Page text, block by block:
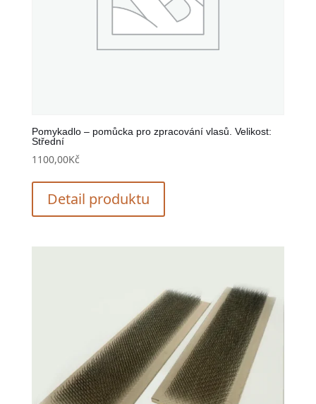
Pomykadlo – pomůcka pro zpracování vlasů. Velikost:
Střední
1100,00Kč
Detail produktu